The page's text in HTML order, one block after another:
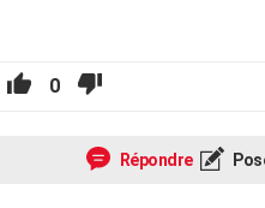
0
Répondre